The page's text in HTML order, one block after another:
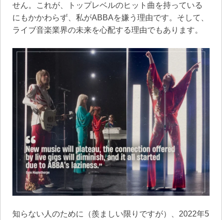
せん。これが、トップレベルのヒット曲を持っている
にもかかわらず、私がABBAを嫌う理由です。そして、
ライブ音楽業界の未来を心配する理由でもあります。
知らない人のために（羨ましい限りですが）、2022年5